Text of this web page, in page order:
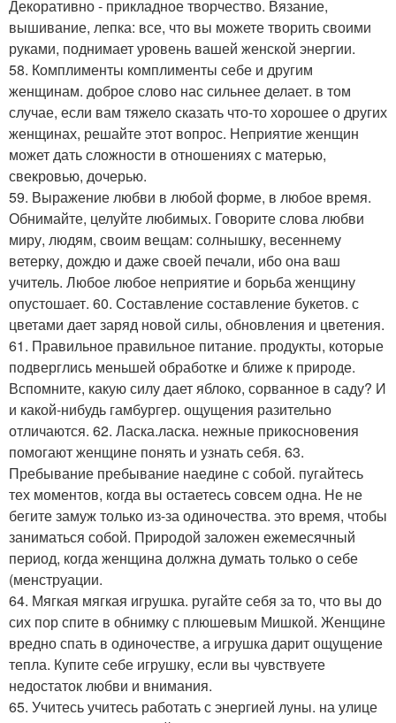
Декоративно - прикладное творчество. Вязание,
вышивание, лепка: все, что вы можете творить своими
руками, поднимает уровень вашей женской энергии.
58. Комплименты комплименты себе и другим
женщинам. доброе слово нас сильнее делает. в том
случае, если вам тяжело сказать что-то хорошее о других
женщинах, решайте этот вопрос. Неприятие женщин
может дать сложности в отношениях с матерью,
свекровью, дочерью.
59. Выражение любви в любой форме, в любое время.
Обнимайте, целуйте любимых. Говорите слова любви
миру, людям, своим вещам: солнышку, весеннему
ветерку, дождю и даже своей печали, ибо она ваш
учитель. Любое любое неприятие и борьба женщину
опустошает. 60. Составление составление букетов. с
цветами дает заряд новой силы, обновления и цветения.
61. Правильное правильное питание. продукты, которые
подверглись меньшей обработке и ближе к природе.
Вспомните, какую силу дает яблоко, сорванное в саду? И
и какой-нибудь гамбургер. ощущения разительно
отличаются. 62. Ласка.ласка. нежные прикосновения
помогают женщине понять и узнать себя. 63.
Пребывание пребывание наедине с собой. пугайтесь
тех моментов, когда вы остаетесь совсем одна. Не не
бегите замуж только из-за одиночества. это время, чтобы
заниматься собой. Природой заложен ежемесячный
период, когда женщина должна думать только о себе
(менструации.
64. Мягкая мягкая игрушка. ругайте себя за то, что вы до
сих пор спите в обнимку с плюшевым Мишкой. Женщине
вредно спать в одиночестве, а игрушка дарит ощущение
тепла. Купите себе игрушку, если вы чувствуете
недостаток любви и внимания.
65. Учитесь учитесь работать с энергией луны. на улице